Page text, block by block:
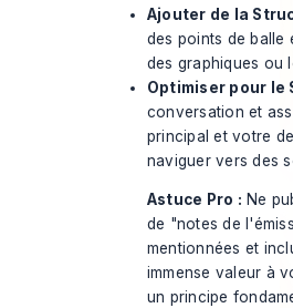
Ajouter de la
des points de balle
des graphiques ou
Optimiser pour le
conversation et
principal et votre
naviguer vers des
Astuce Pro : Ne
de "notes de
mentionnées et
immense valeur à
un principe